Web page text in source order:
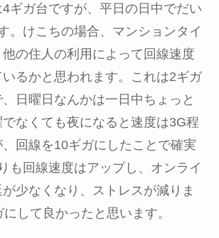
ギガ台ですが、平日の日中でだい
。けこちの場合、マンションタイ
の住人の利用によって回線速度
るかと思われます。これは2ギガ
日曜日なんかは一日中ちょっと
なくても夜になると速度は3G程
回線を10ギガにしたことで確実
も回線速度はアップし、オンライ
少なくなり、ストレスが減りま
して良かったと思います。